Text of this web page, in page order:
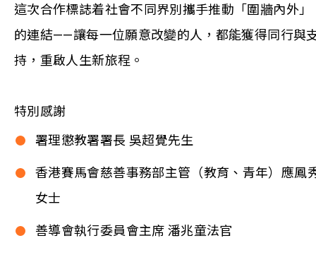
這次合作標誌着社會不同界別攜手推動「圍牆內外」
的連結——讓每一位願意改變的人，都能獲得同行與
持，重啟人生新旅程。
特別感謝
署理懲教署署長 吳超覺先生
香港賽馬會慈善事務部主管（教育、青年）應鳳
女士
善導會執行委員會主席 潘兆童法官